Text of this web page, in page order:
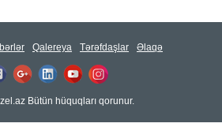
Qalereya Tərəfdaşlar Əlaqə
Bütün hüquqları qorunur.